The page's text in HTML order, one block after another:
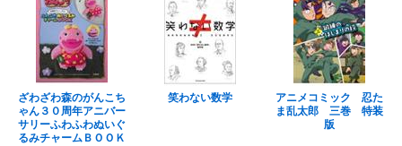
ざわざわ森のがんこち
ゃん３０周年アニバー
サリーふわふわぬいぐ
るみチャームＢＯＯＫ
笑わない数学
アニメコミック 忍た
ま乱太郎 三巻 特装
版